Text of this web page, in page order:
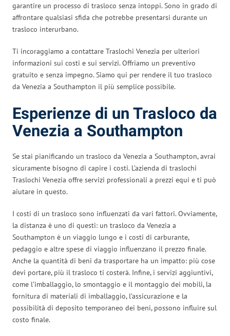
garantire un processo di trasloco senza intoppi. Sono in grado di
affrontare qualsiasi sfida che potrebbe presentarsi durante un
trasloco interurbano.
Ti incoraggiamo a contattare Traslochi Venezia per ulteriori
informazioni sui costi e sui servizi. Offriamo un preventivo
gratuito e senza impegno. Siamo qui per rendere il tuo trasloco
da Venezia a Southampton il più semplice possibile.
Esperienze di un Trasloco da
Venezia a Southampton
Se stai pianificando un trasloco da Venezia a Southampton, avrai
sicuramente bisogno di capire i costi. L’azienda di traslochi
Traslochi Venezia offre servizi professionali a prezzi equi e ti può
aiutare in questo.
I costi di un trasloco sono influenzati da vari fattori. Ovviamente,
la distanza è uno di questi: un trasloco da Venezia a
Southampton è un viaggio lungo e i costi di carburante,
pedaggio e altre spese di viaggio influenzano il prezzo finale.
Anche la quantità di beni da trasportare ha un impatto: più cose
devi portare, più il trasloco ti costerà. Infine, i servizi aggiuntivi,
come l’imballaggio, lo smontaggio e il montaggio dei mobili, la
fornitura di materiali di imballaggio, l’assicurazione e la
possibilità di deposito temporaneo dei beni, possono influire sul
costo finale.